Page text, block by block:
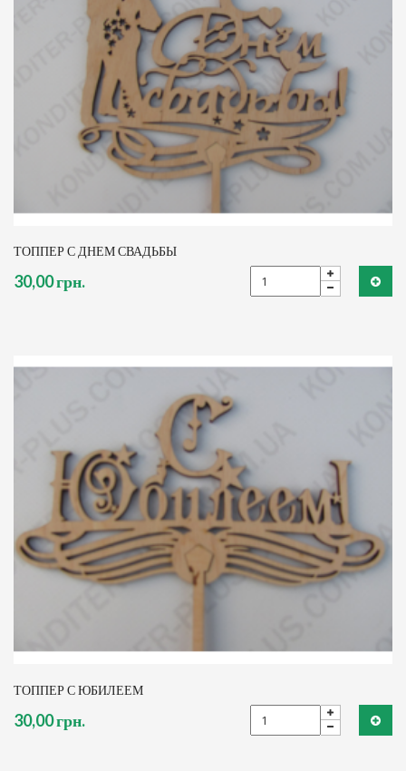
ТОППЕР С ДНЕМ СВАДЬБЫ
30,00 грн.
ТОППЕР С ЮБИЛЕЕМ
30,00 грн.